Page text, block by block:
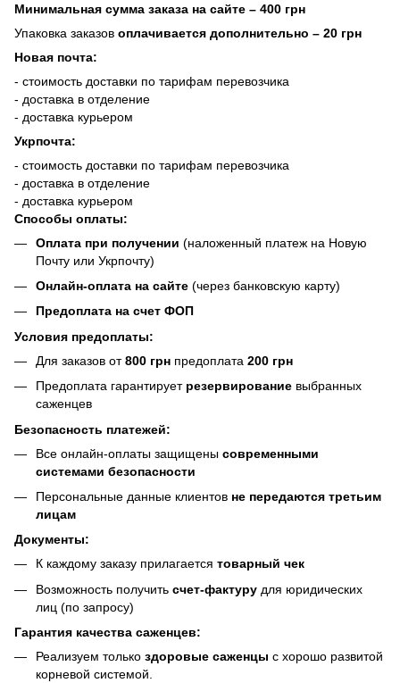
Минимальная сумма заказа на сайте – 400 грн
Упаковка заказов оплачивается дополнительно – 20 грн
Новая почта:
- стоимость доставки по тарифам перевозчика
- доставка в отделение
- доставка курьером
Укрпочта:
- стоимость доставки по тарифам перевозчика
- доставка в отделение
- доставка курьером
Способы оплаты:
Оплата при получении (наложенный платеж на Новую
Почту или Укрпочту)
Онлайн-оплата на сайте (через банковскую карту)
Предоплата на счет ФОП
Условия предоплаты:
Для заказов от800 грн предоплата 200 грн
Предоплата гарантирует резервирование выбранных
саженцев
Безопасность платежей:
Все онлайн-оплаты защищены современными
системами безопасности
Персональные данные клиентов не передаются третьим
лицам
Документы:
К каждому заказу прилагается товарный чек
Возможность получить счет-фактуру для юридических
лиц (по запросу)
Гарантия качества саженцев:
Реализуем только здоровые саженцы с хорошо развитой
корневой системой.